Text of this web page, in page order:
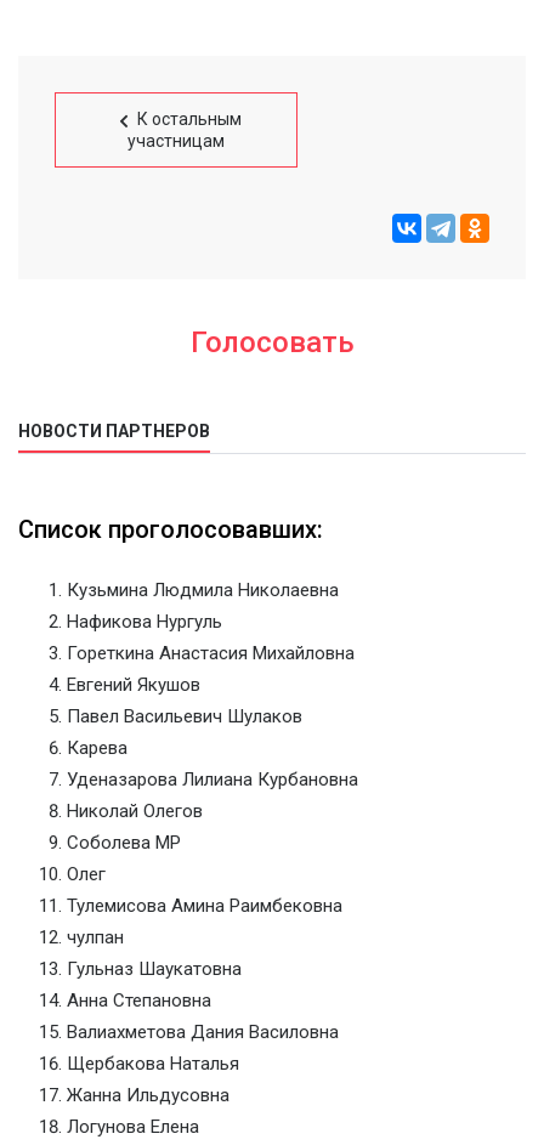
К остальным
участницам
Голосовать
НОВОСТИ ПАРТНЕРОВ
Список проголосовавших:
Кузьмина Людмила Николаевна
Нафикова Нургуль
Гореткина Анастасия Михайловна
Евгений Якушов
Павел Васильевич Шулаков
Карева
Уденазарова Лилиана Курбановна
Николай Олегов
Соболева МР
Олег
Тулемисова Амина Раимбековна
чулпан
Гульназ Шаукатовна
Анна Степановна
Валиахметова Дания Василовна
Щербакова Наталья
Жанна Ильдусовна
Логунова Елена